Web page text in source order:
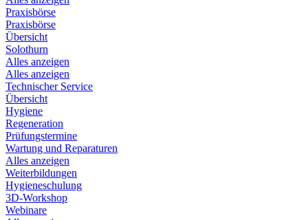
Praxisbörse
Praxisbörse
Übersicht
Solothurn
Alles anzeigen
Alles anzeigen
Technischer Service
Übersicht
Hygiene
Regeneration
Prüfungstermine
Wartung und Reparaturen
Alles anzeigen
Weiterbildungen
Hygieneschulung
3D-Workshop
Webinare